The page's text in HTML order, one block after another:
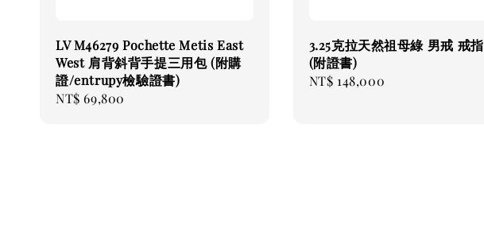
LV M46279 Pochette Metis East
West 肩背斜背手提三用包 (附購
證/entrupy檢驗證書)
Regular
NT$ 69,800
3.25克拉天然祖母綠 男戒 戒指
(附證書)
Regular
NT$ 148,000